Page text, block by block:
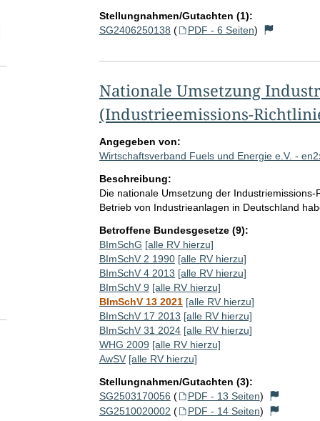
Anzahl der zu einem einzelnen RV abgegebenen
Stellungnahmen/Gutachten (1):
SG2406250138 ( PDF - 6 Seiten)
Nationale Umsetzung
(Industrieemissions-
Angegeben von:
Wirtschaftsverband Fuels und Energie e.V. -
Beschreibung:
Die nationale Umsetzung der
Betrieb von Industrieanlagen in Deutschland
Betroffene Bundesgesetze (9):
BImSchG [alle RV hierzu]
BImSchV 2 1990 [alle RV hierzu]
BImSchV 4 2013 [alle RV hierzu]
BImSchV 9 [alle RV hierzu]
BImSchV 13 2021 [alle RV hierzu]
BImSchV 17 2013 [alle RV hierzu]
BImSchV 31 2024 [alle RV hierzu]
WHG 2009 [alle RV hierzu]
AwSV [alle RV hierzu]
Stellungnahmen/Gutachten (3):
SG2503170056 ( PDF - 13 Seiten)
SG2510020002 ( PDF - 14 Seiten)